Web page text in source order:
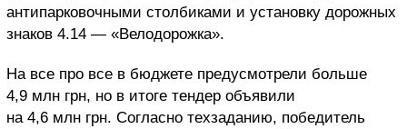
антипарковочными столбиками и установку дорожных
знаков 4.14 — «Велодорожка».
На все про все в бюджете предусмотрели больше
4,9 млн грн, но в итоге тендер объявили
на 4,6 млн грн. Согласно техзаданию, победитель